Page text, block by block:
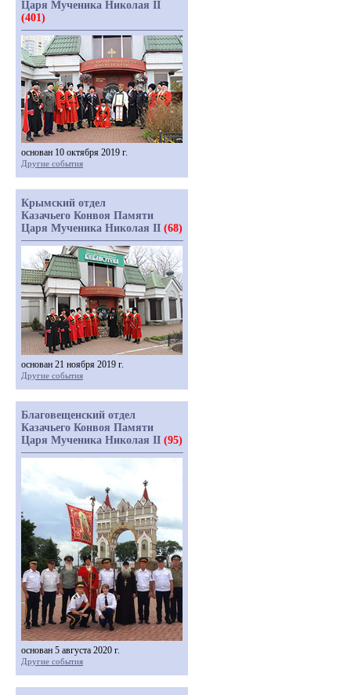
Царя Мученика Николая II
(401)
основан 10 октября 2019 г.
Другие события
Крымский отдел
Казачьего Конвоя Памяти
Царя Мученика Николая II (68)
основан 21 ноября 2019 г.
Другие события
Благовещенский отдел
Казачьего Конвоя Памяти
Царя Мученика Николая II (95)
основан 5 августа 2020 г.
Другие события